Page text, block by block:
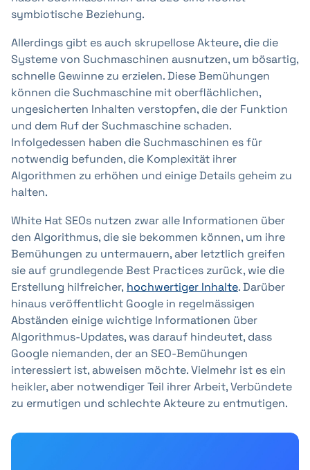
symbiotische Beziehung.
Allerdings gibt es auch skrupellose Akteure, die die
Systeme von Suchmaschinen ausnutzen, um bösartig,
schnelle Gewinne zu erzielen. Diese Bemühungen
können die Suchmaschine mit oberflächlichen,
ungesicherten Inhalten verstopfen, die der Funktion
und dem Ruf der Suchmaschine schaden.
Infolgedessen haben die Suchmaschinen es für
notwendig befunden, die Komplexität ihrer
Algorithmen zu erhöhen und einige Details geheim zu
halten.
White Hat SEOs nutzen zwar alle Informationen über
den Algorithmus, die sie bekommen können, um ihre
Bemühungen zu untermauern, aber letztlich greifen
sie auf grundlegende Best Practices zurück, wie die
Erstellung hilfreicher, hochwertiger Inhalte. Darüber
hinaus veröffentlicht Google in regelmässigen
Abständen einige wichtige Informationen über
Algorithmus-Updates, was darauf hindeutet, dass
Google niemanden, der an SEO-Bemühungen
interessiert ist, abweisen möchte. Vielmehr ist es ein
heikler, aber notwendiger Teil ihrer Arbeit, Verbündete
zu ermutigen und schlechte Akteure zu entmutigen.